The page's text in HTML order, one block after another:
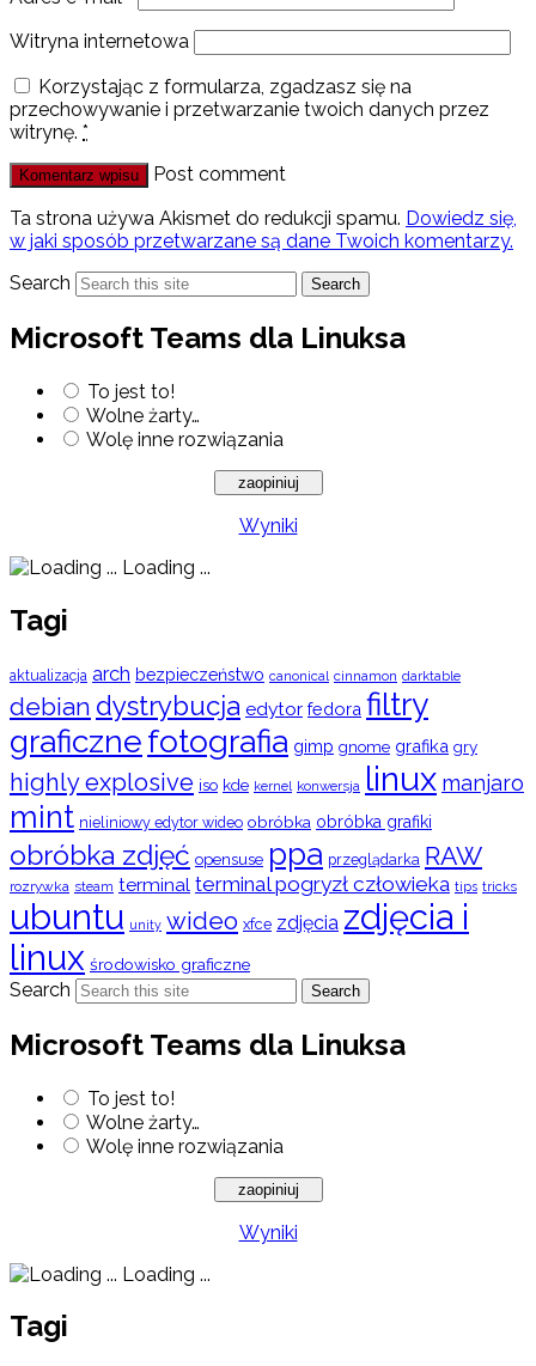
Witryna internetowa
Korzystając z formularza, zgadzasz się na
przechowywanie i przetwarzanie twoich danych przez
witrynę. *
Post comment
Ta strona używa Akismet do redukcji spamu. Dowiedz się,
w jaki sposób przetwarzane są dane Twoich komentarzy.
Search
Search
Microsoft Teams dla Linuksa
To jest to!
Wolne żarty…
Wolę inne rozwiązania
Wyniki
Loading ...
Tagi
aktualizacja arch bezpieczeństwo canonical cinnamon darktable
debian dystrybucja edytor fedora filtry
graficznefotografia gimp gnome grafika gry
highly explosive iso kde kernel konwersja linux manjaro
mint nieliniowy edytor wideo obróbka obróbka grafiki
obróbka zdjęć opensuse ppa przeglądarka RAW
rozrywka steam terminal terminal pogryzł człowieka tips tricks
ubuntu unity wideo xfce zdjęcia zdjęcia i
linux środowisko graficzne
Search Search
Microsoft Teams dla Linuksa
To jest to!
Wolne żarty…
Wolę inne rozwiązania
Wyniki
Loading ...
Tagi